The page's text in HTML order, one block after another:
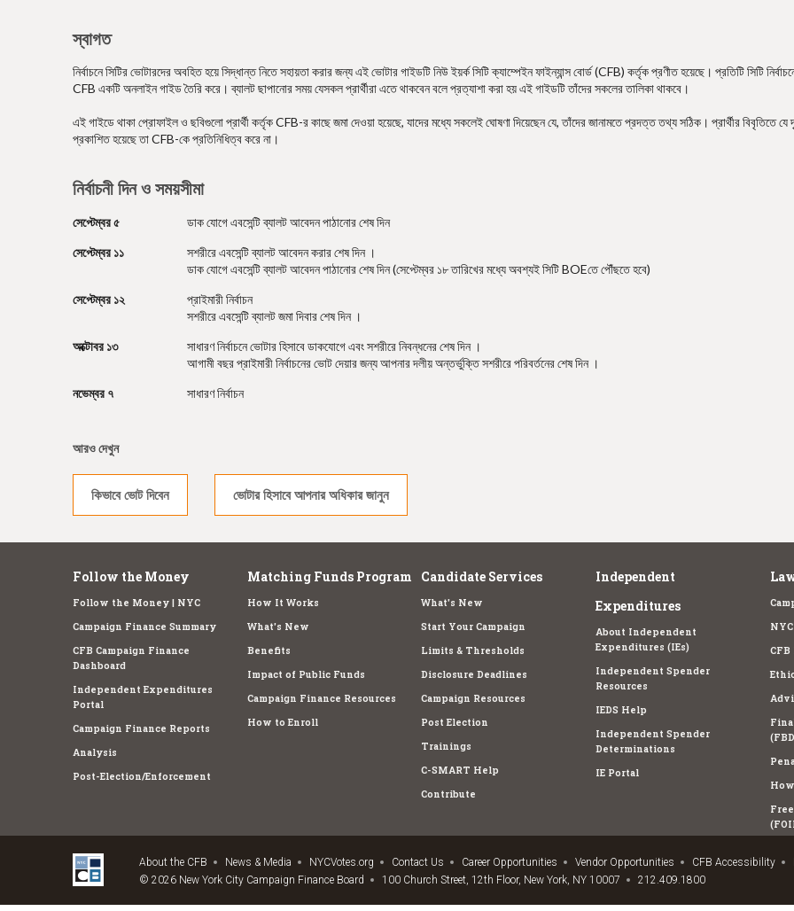
স্বাগত
নির্বাচনে সিটির ভোটারদের অবহিত হয়ে সিদ্ধান্ত নিতে সহায়তা করার জন্য এই ভোটার গাইডটি নিউ ইয়র্ক সিটি ক্যাম্পেইন ফাইন্যান্স বোর্ড (CFB) কর্তৃক প্রণীত হয়েছে। প্রতিটি সিটি
CFB একটি অনলাইন গাইড তৈরি করে। ব্যালট ছাপানোর সময় যেসকল প্রার্থীরা এতে থাকবেন বলে প্রত্যাশা করা হয় এই গাইডটি তাঁদের সকলের তালিকা থাকবে।
এই গাইডে থাকা প্রোফাইল ও ছবিগুলো প্রার্থী কর্তৃক CFB-র কাছে জমা দেওয়া হয়েছে, যাদের মধ্যে সকলেই ঘোষণা দিয়েছেন যে, তাঁদের জানামতে প্রদত্ত তথ্য সঠিক। প্রার্থীর বিবৃতিতে যে
প্রকাশিত হয়েছে তা CFB-কে প্রতিনিধিত্ব করে না।
নির্বাচনী দিন ও সময়সীমা
সেপ্টেম্বর ৫
ডাক যোগে এবসেন্টি ব্যালট আবেদন পাঠানোর শেষ দিন
সেপ্টেম্বর ১১
সশরীরে এবসেন্টি ব্যালট আবেদন করার শেষ দিন ।
ডাক যোগে এবসেন্টি ব্যালট আবেদন পাঠানোর শেষ দিন (সেপ্টেম্বর ১৮ তারিখের মধ্যে অবশ্যই সিটি BOEতে পৌঁছতে হবে)
সেপ্টেম্বর ১২
প্রাইমারী নির্বাচন
সশরীরে এবসেন্টি ব্যালট জমা দিবার শেষ দিন ।
অক্টোবর ১৩
সাধারণ নির্বাচনে ভোটার হিসাবে ডাকযোগে এবং সশরীরে নিবন্ধনের শেষ দিন ।
আগামী বছর প্রাইমারী নির্বাচনের ভোট দেয়ার জন্য আপনার দলীয় অন্তর্ভুক্তি সশরীরে পরিবর্তনের শেষ দিন ।
নভেম্বর ৭
সাধারণ নির্বাচন
আরও দেখুন
কিভাবে ভোট দিবেন ভোটার হিসাবে আপনার অধিকার জানুন
Follow the Money
Follow the Money | NYC
Campaign Finance Summary
CFB Campaign Finance
Dashboard
Independent Expenditures
Portal
Campaign Finance Reports
Analysis
Post-Election/Enforcement
Matching Funds Program
How It Works
What's New
Benefits
Impact of Public Funds
Campaign Finance Resources
How to Enroll
Candidate Services
What's New
Start Your Campaign
Limits & Thresholds
Disclosure Deadlines
Campaign Resources
Post Election
Trainings
C-SMART Help
Contribute
Independent
Expenditures
About Independent
Expenditures (IEs)
Independent Spender
Resources
IEDS Help
Independent Spender
Determinations
IE Portal
CFB
About the CFB News & Media NYCVotes.org Contact Us Career Opportunities Vendor Opportunities CFB Accessibility
© 2026 New York City Campaign Finance Board
100 Church Street, 12th Floor, New York, NY 10007 212.409.1800